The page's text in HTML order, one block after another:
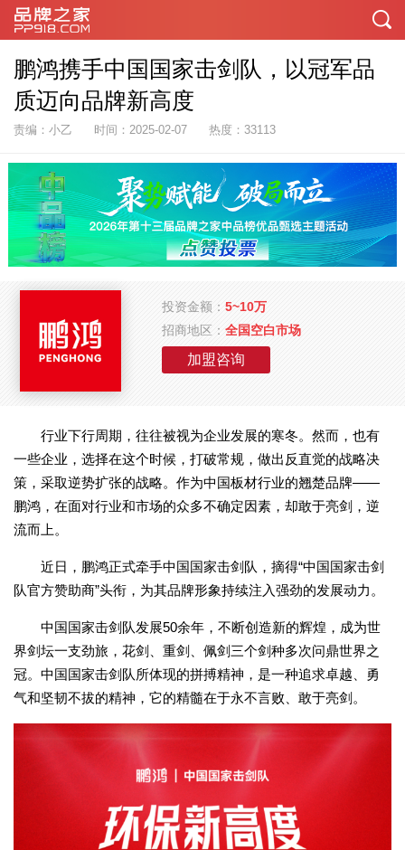
鹏鸿携手中国国家击剑队，以冠军品
质迈向品牌新高度
责编：小乙 时间：2025-02-07 热度：33113
投资金额：5~10万
招商地区：全国空白市场
加盟咨询
行业下行周期，往往被视为企业发展的寒冬。然而，也有
一些企业，选择在这个时候，打破常规，做出反直觉的战略决
策，采取逆势扩张的战略。作为中国板材行业的翘楚品牌——
鹏鸿，在面对行业和市场的众多不确定因素，却敢于亮剑，逆
流而上。
近日，鹏鸿正式牵手中国国家击剑队，摘得“中国国家击剑
队官方赞助商”头衔，为其品牌形象持续注入强劲的发展动力。
中国国家击剑队发展50余年，不断创造新的辉煌，成为世
界剑坛一支劲旅，花剑、重剑、佩剑三个剑种多次问鼎世界之
冠。中国国家击剑队所体现的拼搏精神，是一种追求卓越、勇
气和坚韧不拔的精神，它的精髓在于永不言败、敢于亮剑。